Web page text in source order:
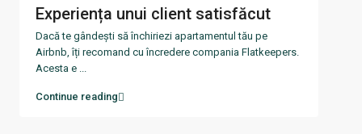
Experiența unui client satisfăcut
Dacă te gândești să închiriezi apartamentul tău pe
Airbnb, îți recomand cu încredere compania Flatkeepers.
Acesta e ...
Continue reading